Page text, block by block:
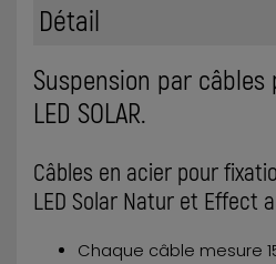
Détail
Suspension par câbles
LED SOLAR.
Câbles en acier pour
LED Solar Natur et Effect
Chaque câble mesure